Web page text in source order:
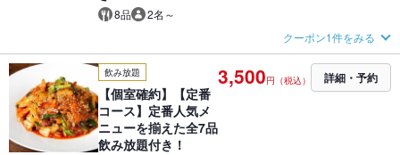
8品 2名～
クーポン1件をみる
飲み放題
【個室確約】【定番
コース】定番人気メ
ニューを揃えた全7品
飲み放題付き！
3,500円（税込） 詳細・予約